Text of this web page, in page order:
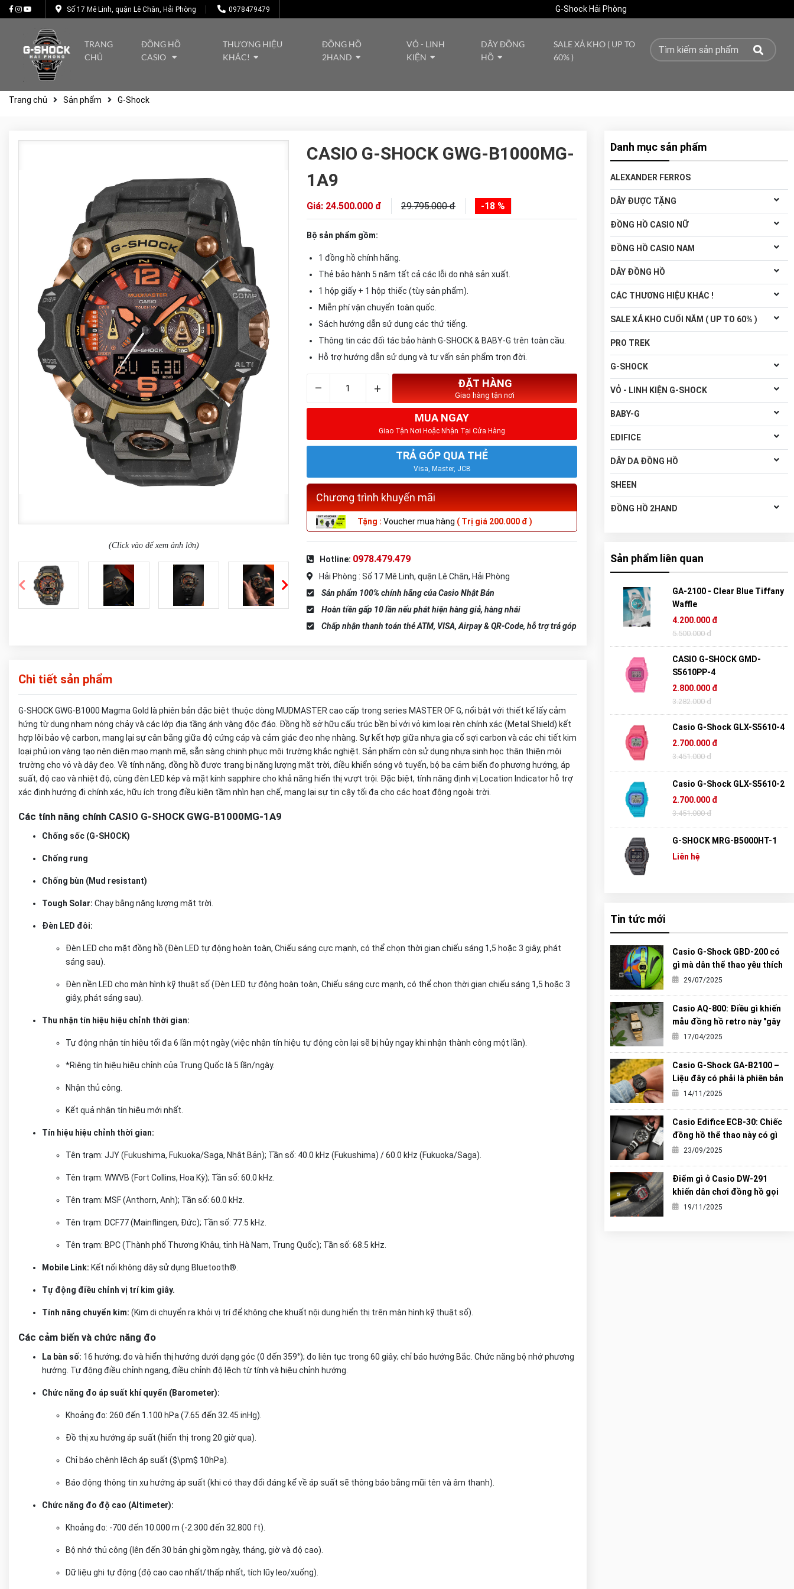
Số 17 Mê Linh, quận Lê Chân, Hải Phòng 0978479479 G-Shock Hải Phòng
TRANG
CHỦ
ĐỒNG HỒ
CASIO
THƯƠNG HIỆU
KHÁC!
ĐỒNG HỒ
2HAND
VỎ - LINH
KIỆN
DÂY ĐỒNG
HỒ
SALE XẢ KHO ( UP TO
60% )
Trang chủ Sản phẩm G-Shock
(Click vào để xem ảnh lớn)
CASIO G-SHOCK GWG-B1000MG-
1A9
Giá: 24.500.000 đ 29.795.000 đ -18 %
Bộ sản phẩm gồm:
1 đồng hồ chính hãng.
Thẻ bảo hành 5 năm tất cả các lỗi do nhà sản xuất.
1 hộp giấy + 1 hộp thiếc (tùy sản phẩm).
Miễn phí vận chuyển toàn quốc.
Sách hướng dẫn sử dụng các thứ tiếng.
Thông tin các đối tác bảo hành G-SHOCK & BABY-G trên toàn cầu.
Hỗ trợ hướng dẫn sử dụng và tư vấn sản phẩm trọn đời.
– + ĐẶT HÀNG
Giao hàng tận nơi
MUA NGAY
Giao Tận Nơi Hoặc Nhận Tại Cửa Hàng
TRẢ GÓP QUA THẺ
Visa, Master, JCB
Chương trình khuyến mãi
Tặng : Voucher mua hàng ( Trị giá 200.000 đ )
Hotline: 0978.479.479
Hải Phòng : Số 17 Mê Linh, quận Lê Chân, Hải Phòng
Sản phẩm 100% chính hãng của Casio Nhật Bản
Hoàn tiền gấp 10 lần nếu phát hiện hàng giả, hàng nhái
Chấp nhận thanh toán thẻ ATM, VISA, Airpay & QR-Code, hỗ trợ trả góp
Chi tiết sản phẩm
G-SHOCK GWG-B1000 Magma Gold là phiên bản đặc biệt thuộc dòng MUDMASTER cao cấp trong series MASTER OF G, nổi bật với thiết kế lấy cảm
hứng từ dung nham nóng chảy và các lớp địa tầng ánh vàng độc đáo. Đồng hồ sở hữu cấu trúc bền bỉ với vỏ kim loại rèn chính xác (Metal Shield) kết
hợp lõi bảo vệ carbon, mang lại sự cân bằng giữa độ cứng cáp và cảm giác đeo nhẹ nhàng. Sự kết hợp giữa nhựa gia cố sợi carbon và các chi tiết kim
loại phủ ion vàng tạo nên diện mạo mạnh mẽ, sẵn sàng chinh phục môi trường khắc nghiệt. Sản phẩm còn sử dụng nhựa sinh học thân thiện môi
trường cho vỏ và dây đeo. Về tính năng, đồng hồ được trang bị năng lượng mặt trời, điều khiển sóng vô tuyến, bộ ba cảm biến đo phương hướng, áp
suất, độ cao và nhiệt độ, cùng đèn LED kép và mặt kính sapphire cho khả năng hiển thị vượt trội. Đặc biệt, tính năng định vị Location Indicator hỗ trợ
xác định hướng đi chính xác, hữu ích trong điều kiện tầm nhìn hạn chế, mang lại sự tin cậy tối đa cho các hoạt động ngoài trời.
Các tính năng chính CASIO G-SHOCK GWG-B1000MG-1A9
Chống sốc (G-SHOCK)
Chống rung
Chống bùn (Mud resistant)
Tough Solar: Chạy bằng năng lượng mặt trời.
Đèn LED đôi:
Đèn LED cho mặt đồng hồ (Đèn LED tự động hoàn toàn, Chiếu sáng cực mạnh, có thể chọn thời gian chiếu sáng 1,5 hoặc 3 giây, phát
sáng sau).
Đèn nền LED cho màn hình kỹ thuật số (Đèn LED tự động hoàn toàn, Chiếu sáng cực mạnh, có thể chọn thời gian chiếu sáng 1,5 hoặc 3
giây, phát sáng sau).
Thu nhận tín hiệu hiệu chỉnh thời gian:
Tự động nhận tín hiệu tối đa 6 lần một ngày (việc nhận tín hiệu tự động còn lại sẽ bị hủy ngay khi nhận thành công một lần).
*Riêng tín hiệu hiệu chỉnh của Trung Quốc là 5 lần/ngày.
Nhận thủ công.
Kết quả nhận tín hiệu mới nhất.
Tín hiệu hiệu chỉnh thời gian:
Tên trạm: JJY (Fukushima, Fukuoka/Saga, Nhật Bản); Tần số: 40.0 kHz (Fukushima) / 60.0 kHz (Fukuoka/Saga).
Tên trạm: WWVB (Fort Collins, Hoa Kỳ); Tần số: 60.0 kHz.
Tên trạm: MSF (Anthorn, Anh); Tần số: 60.0 kHz.
Tên trạm: DCF77 (Mainflingen, Đức); Tần số: 77.5 kHz.
Tên trạm: BPC (Thành phố Thương Khâu, tỉnh Hà Nam, Trung Quốc); Tần số: 68.5 kHz.
Mobile Link: Kết nối không dây sử dụng Bluetooth®.
Tự động điều chỉnh vị trí kim giây.
Tính năng chuyển kim: (Kim di chuyển ra khỏi vị trí để không che khuất nội dung hiển thị trên màn hình kỹ thuật số).
Các cảm biến và chức năng đo
La bàn số: 16 hướng; đo và hiển thị hướng dưới dạng góc (0 đến 359°); đo liên tục trong 60 giây; chỉ báo hướng Bắc. Chức năng bộ nhớ phương
hướng. Tự động điều chỉnh ngang, điều chỉnh độ lệch từ tính và hiệu chỉnh hướng.
Chức năng đo áp suất khí quyển (Barometer):
Khoảng đo: 260 đến 1.100 hPa (7.65 đến 32.45 inHg).
Đồ thị xu hướng áp suất (hiển thị trong 20 giờ qua).
Chỉ báo chênh lệch áp suất ($\pm$ 10hPa).
Báo động thông tin xu hướng áp suất (khi có thay đổi đáng kể về áp suất sẽ thông báo bằng mũi tên và âm thanh).
Chức năng đo độ cao (Altimeter):
Khoảng đo: -700 đến 10.000 m (-2.300 đến 32.800 ft).
Bộ nhớ thủ công (lên đến 30 bản ghi gồm ngày, tháng, giờ và độ cao).
Dữ liệu ghi tự động (độ cao cao nhất/thấp nhất, tích lũy leo/xuống).
Danh mục sản phẩm
ALEXANDER FERROS
DÂY ĐƯỢC TẶNG
ĐỒNG HỒ CASIO NỮ
ĐỒNG HỒ CASIO NAM
DÂY ĐỒNG HỒ
CÁC THƯƠNG HIỆU KHÁC !
SALE XẢ KHO CUỐI NĂM ( UP TO 60% )
PRO TREK
G-SHOCK
VỎ - LINH KIỆN G-SHOCK
BABY-G
EDIFICE
DÂY DA ĐỒNG HỒ
SHEEN
ĐỒNG HỒ 2HAND
Sản phẩm liên quan
GA-2100 - Clear Blue Tiffany
Waffle
4.200.000 đ
5.500.000 đ
CASIO G-SHOCK GMD-
S5610PP-4
2.800.000 đ
3.282.000 đ
Casio G-Shock GLX-S5610-4
2.700.000 đ
3.451.000 đ
Casio G-Shock GLX-S5610-2
2.700.000 đ
3.451.000 đ
G-SHOCK MRG-B5000HT-1
Liên hệ
Tin tức mới
Casio G-Shock GBD-200 có
gì mà dân thể thao yêu thích
đến vậy?
29/07/2025
Casio AQ-800: Điều gì khiến
mẫu đồng hồ retro này "gây
sốt" đến vậy?
17/04/2025
Casio G-Shock GA-B2100 –
Liệu đây có phải là phiên bản
“Carbon Core” hoàn hảo nhất
14/11/2025
Casio Edifice ECB-30: Chiếc
đồng hồ thể thao này có gì
khiến giới trẻ mê mẩn?
23/09/2025
Điểm gì ở Casio DW-291
khiến dân chơi đồng hồ gọi
nó là tiểu G-Shock?
19/11/2025